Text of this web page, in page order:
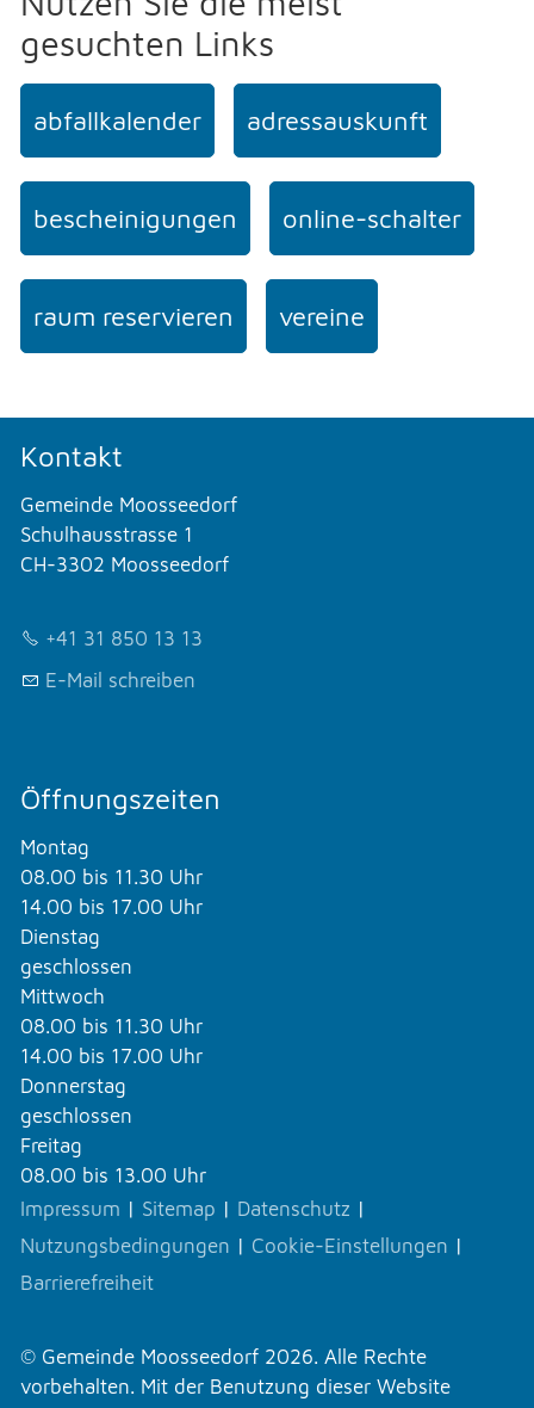
gesuchten Links
abfallkalender adressauskunft
bescheinigungen online-schalter
raum reservieren vereine
Kontakt
Gemeinde Moosseedorf
Schulhausstrasse 1
CH-3302 Moosseedorf
+41 31 850 13 13
E-Mail schreiben
Öffnungszeiten
Montag
08.00 bis 11.30 Uhr
14.00 bis 17.00 Uhr
Dienstag
geschlossen
Mittwoch
08.00 bis 11.30 Uhr
14.00 bis 17.00 Uhr
Donnerstag
geschlossen
Freitag
08.00 bis 13.00 Uhr
Impressum | Sitemap | Datenschutz |
Nutzungsbedingungen | Cookie-Einstellungen |
Barrierefreiheit
© Gemeinde Moosseedorf 2026. Alle Rechte
vorbehalten. Mit der Benutzung dieser Website